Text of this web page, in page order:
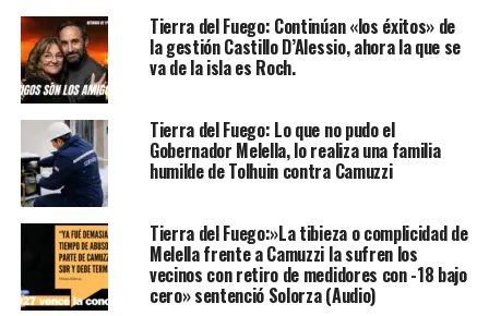
Tierra del Fuego: Continúan «los éxitos» de
la gestión Castillo D’Alessio, ahora la que se
va de la isla es Roch.
Tierra del Fuego: Lo que no pudo el
Gobernador Melella, lo realiza una familia
humilde de Tolhuin contra Camuzzi
Tierra del Fuego:»La tibieza o complicidad de
Melella frente a Camuzzi la sufren los
vecinos con retiro de medidores con -18 bajo
cero» sentenció Solorza (Audio)